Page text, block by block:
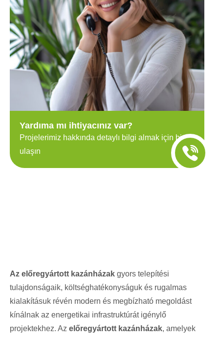
Yardıma mı ihtiyacınız var?
Projelerimiz hakkında detaylı bilgi almak için bize
ulaşın
Az előregyártott kazánházak gyors telepítési
tulajdonságaik, költséghatékonyságuk és rugalmas
kialakításuk révén modern és megbízható megoldást
kínálnak az energetikai infrastruktúrát igénylő
projektekhez. Az előregyártott kazánházak, amelyek